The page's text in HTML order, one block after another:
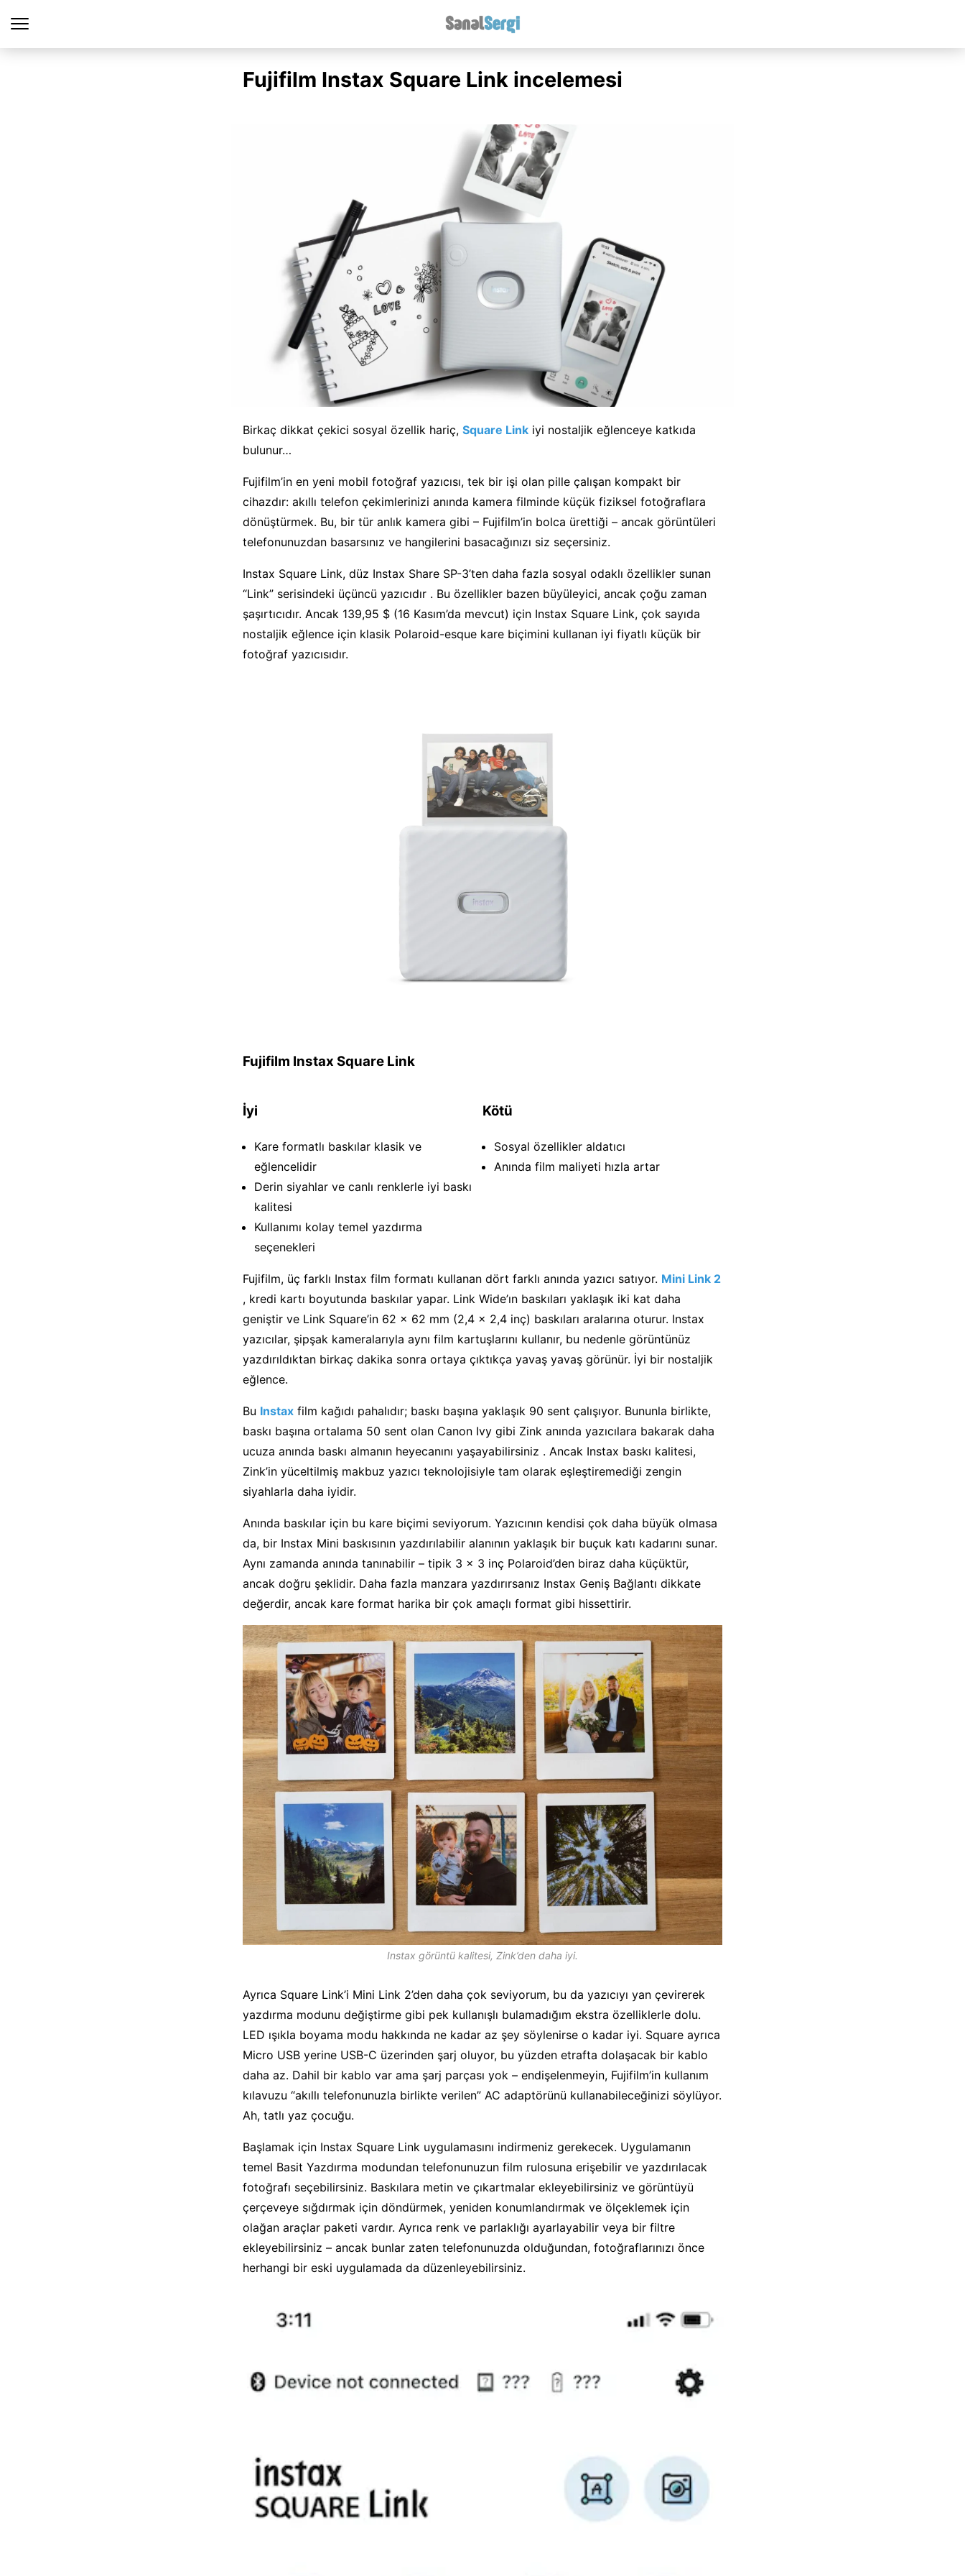
Fujifilm Instax Square Link incelemesi
Birkaç dikkat çekici sosyal özellik hariç, Square Link iyi nostaljik eğlenceye katkıda
bulunur…
Fujifilm’in en yeni mobil fotoğraf yazıcısı, tek bir işi olan pille çalışan kompakt bir
cihazdır: akıllı telefon çekimlerinizi anında kamera filminde küçük fiziksel fotoğraflara
dönüştürmek. Bu, bir tür anlık kamera gibi – Fujifilm’in bolca ürettiği – ancak görüntüleri
telefonunuzdan basarsınız ve hangilerini basacağınızı siz seçersiniz.
Instax Square Link, düz Instax Share SP-3’ten daha fazla sosyal odaklı özellikler sunan
“Link” serisindeki üçüncü yazıcıdır . Bu özellikler bazen büyüleyici, ancak çoğu zaman
şaşırtıcıdır. Ancak 139,95 $ (16 Kasım’da mevcut) için Instax Square Link, çok sayıda
nostaljik eğlence için klasik Polaroid-esque kare biçimini kullanan iyi fiyatlı küçük bir
fotoğraf yazıcısıdır.
Fujifilm Instax Square Link
İyi
Kare formatlı baskılar klasik ve
eğlencelidir
Derin siyahlar ve canlı renklerle iyi baskı
kalitesi
Kullanımı kolay temel yazdırma
seçenekleri
Kötü
Sosyal özellikler aldatıcı
Anında film maliyeti hızla artar
Fujifilm, üç farklı Instax film formatı kullanan dört farklı anında yazıcı satıyor. Mini Link 2
, kredi kartı boyutunda baskılar yapar. Link Wide’ın baskıları yaklaşık iki kat daha
geniştir ve Link Square’in 62 x 62 mm (2,4 x 2,4 inç) baskıları aralarına oturur. Instax
yazıcılar, şipşak kameralarıyla aynı film kartuşlarını kullanır, bu nedenle görüntünüz
yazdırıldıktan birkaç dakika sonra ortaya çıktıkça yavaş yavaş görünür. İyi bir nostaljik
eğlence.
Bu Instax film kağıdı pahalıdır; baskı başına yaklaşık 90 sent çalışıyor. Bununla birlikte,
baskı başına ortalama 50 sent olan Canon Ivy gibi Zink anında yazıcılara bakarak daha
ucuza anında baskı almanın heyecanını yaşayabilirsiniz . Ancak Instax baskı kalitesi,
Zink’in yüceltilmiş makbuz yazıcı teknolojisiyle tam olarak eşleştiremediği zengin
siyahlarla daha iyidir.
Anında baskılar için bu kare biçimi seviyorum. Yazıcının kendisi çok daha büyük olmasa
da, bir Instax Mini baskısının yazdırılabilir alanının yaklaşık bir buçuk katı kadarını sunar.
Aynı zamanda anında tanınabilir – tipik 3 x 3 inç Polaroid’den biraz daha küçüktür,
ancak doğru şeklidir. Daha fazla manzara yazdırırsanız Instax Geniş Bağlantı dikkate
değerdir, ancak kare format harika bir çok amaçlı format gibi hissettirir.
Instax görüntü kalitesi, Zink’den daha iyi.
Ayrıca Square Link’i Mini Link 2’den daha çok seviyorum, bu da yazıcıyı yan çevirerek
yazdırma modunu değiştirme gibi pek kullanışlı bulamadığım ekstra özelliklerle dolu.
LED ışıkla boyama modu hakkında ne kadar az şey söylenirse o kadar iyi. Square ayrıca
Micro USB yerine USB-C üzerinden şarj oluyor, bu yüzden etrafta dolaşacak bir kablo
daha az. Dahil bir kablo var ama şarj parçası yok – endişelenmeyin, Fujifilm’in kullanım
kılavuzu “akıllı telefonunuzla birlikte verilen” AC adaptörünü kullanabileceğinizi söylüyor.
Ah, tatlı yaz çocuğu.
Başlamak için Instax Square Link uygulamasını indirmeniz gerekecek. Uygulamanın
temel Basit Yazdırma modundan telefonunuzun film rulosuna erişebilir ve yazdırılacak
fotoğrafı seçebilirsiniz. Baskılara metin ve çıkartmalar ekleyebilirsiniz ve görüntüyü
çerçeveye sığdırmak için döndürmek, yeniden konumlandırmak ve ölçeklemek için
olağan araçlar paketi vardır. Ayrıca renk ve parlaklığı ayarlayabilir veya bir filtre
ekleyebilirsiniz – ancak bunlar zaten telefonunuzda olduğundan, fotoğraflarınızı önce
herhangi bir eski uygulamada da düzenleyebilirsiniz.